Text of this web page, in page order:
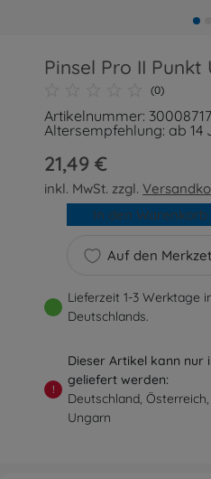
Pinsel Pro II Punkt
(0)
Artikelnummer:
Altersempfehlung: ab 14
21,49 €
inkl. MwSt. zzgl.
Auf den
In den Warenkorb
Lieferzeit 1-3 Werktage
Deutschlands.
!
Dieser Artikel kann nur
geliefert werden:
Deutschland,
Ungarn